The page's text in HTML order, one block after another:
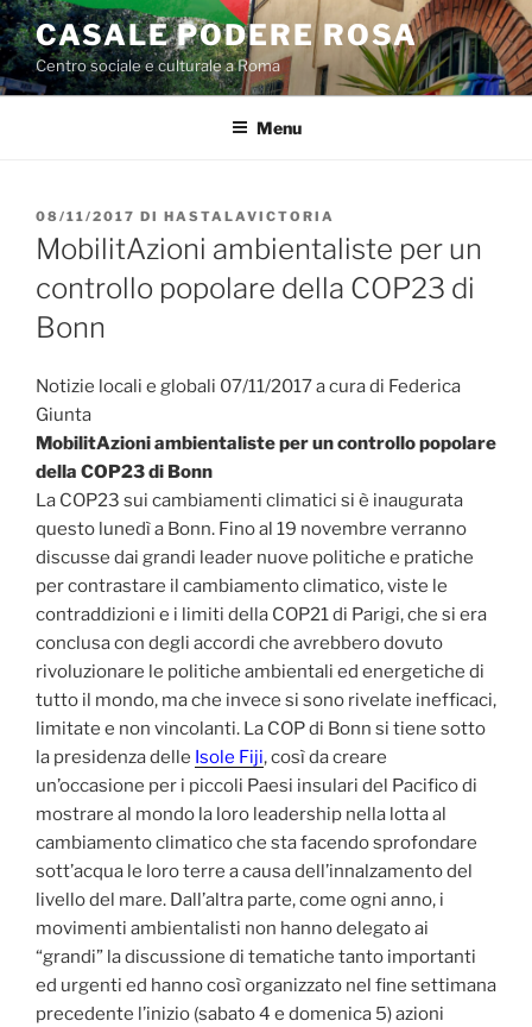
Salta
al
contenuto
CASALE PODERE ROSA
Centro sociale e culturale a Roma
Menu
PUBBLICATO
IL
08/11/2017 DI HASTALAVICTORIA
MobilitAzioni ambientaliste per un
controllo popolare della COP23 di
Bonn
Notizie locali e globali 07/11/2017 a cura di Federica
Giunta
MobilitAzioni ambientaliste per un controllo popolare
della COP23 di Bonn
La COP23 sui cambiamenti climatici si è inaugurata
questo lunedì a Bonn. Fino al 19 novembre verranno
discusse dai grandi leader nuove politiche e pratiche
per contrastare il cambiamento climatico, viste le
contraddizioni e i limiti della COP21 di Parigi, che si era
conclusa con degli accordi che avrebbero dovuto
rivoluzionare le politiche ambientali ed energetiche di
tutto il mondo, ma che invece si sono rivelate inefficaci,
limitate e non vincolanti. La COP di Bonn si tiene sotto
la presidenza delle Isole Fiji, così da creare
un’occasione per i piccoli Paesi insulari del Pacifico di
mostrare al mondo la loro leadership nella lotta al
cambiamento climatico che sta facendo sprofondare
sott’acqua le loro terre a causa dell’innalzamento del
livello del mare. Dall’altra parte, come ogni anno, i
movimenti ambientalisti non hanno delegato ai
“grandi” la discussione di tematiche tanto importanti
ed urgenti ed hanno così organizzato nel fine settimana
precedente l’inizio (sabato 4 e domenica 5) azioni